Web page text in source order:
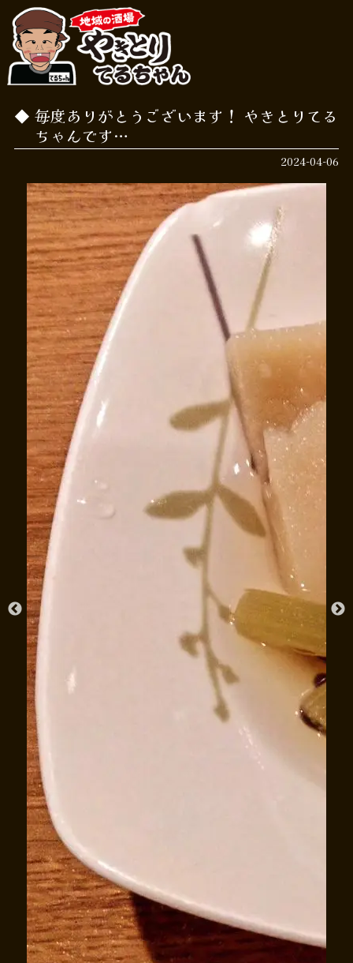
毎度ありがとうございます！ やきとりてる
ちゃんです…
2024-04-06